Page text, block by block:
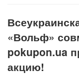
«Вольф»
pokupon.ua
акцию!